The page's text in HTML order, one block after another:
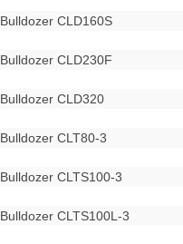
Bulldozer CLD160S
Bulldozer CLD230F
Bulldozer CLD320
Bulldozer CLT80-3
Bulldozer CLTS100-3
Bulldozer CLTS100L-3